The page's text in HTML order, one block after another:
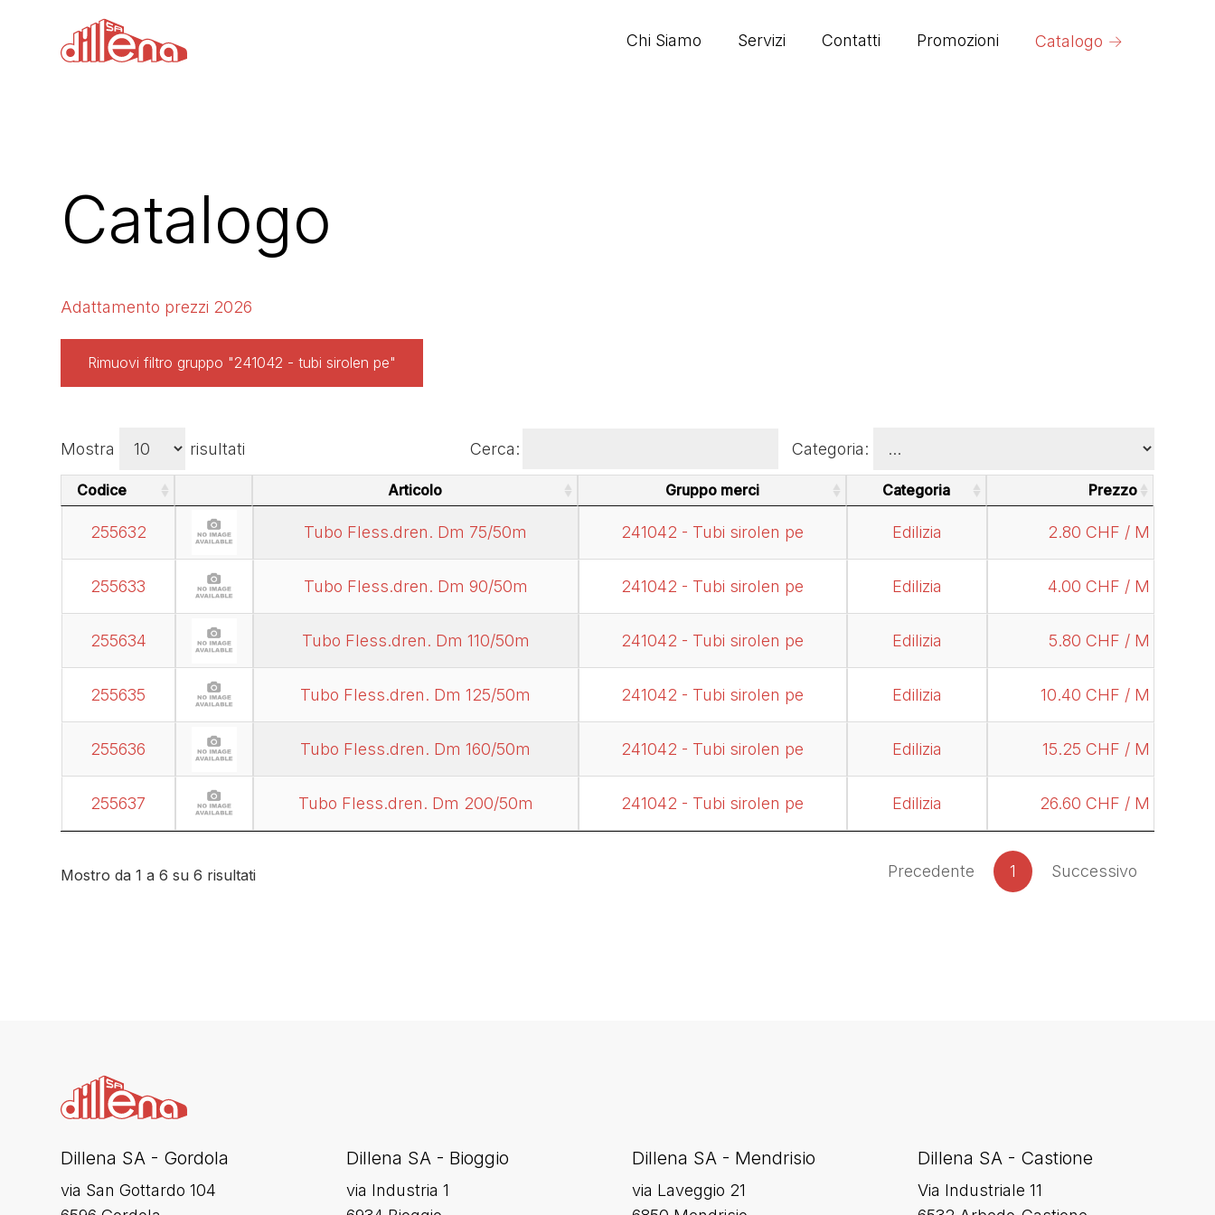
Chi Siamo Servizi Contatti Promozioni Catalogo →
Catalogo
Adattamento prezzi 2026
Rimuovi filtro gruppo "241042 - tubi sirolen pe"
Mostra risultati Cerca: Categoria:
Codice Articolo Gruppo merci Categoria
Prezzo
255632 Tubo Fless.dren. Dm 75/50m 241042 - Tubi sirolen pe Edilizia 2.80 CHF / M
255633 Tubo Fless.dren. Dm 90/50m 241042 - Tubi sirolen pe Edilizia 4.00 CHF / M
255634 Tubo Fless.dren. Dm 110/50m 241042 - Tubi sirolen pe Edilizia 5.80 CHF / M
255635 Tubo Fless.dren. Dm 125/50m 241042 - Tubi sirolen pe Edilizia 10.40 CHF / M
255636 Tubo Fless.dren. Dm 160/50m 241042 - Tubi sirolen pe Edilizia 15.25 CHF / M
255637 Tubo Fless.dren. Dm 200/50m 241042 - Tubi sirolen pe Edilizia 26.60 CHF / M
Mostro da 1 a 6 su 6 risultati Precedente 1 Successivo
Dillena SA - Gordola
via San Gottardo 104
Dillena SA - Bioggio
via Industria 1
Dillena SA - Mendrisio
via Laveggio 21
Dillena SA - Castione
Via Industriale 11